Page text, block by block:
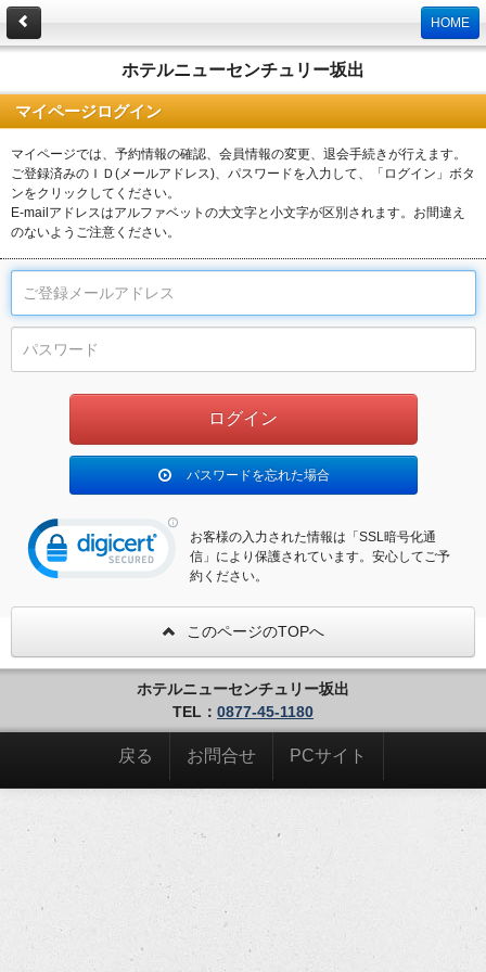
HOME
ホテルニューセンチュリー坂出
マイページログイン
マイページでは、予約情報の確認、会員情報の変更、退会手続きが行えます。
ご登録済みのＩＤ(メールアドレス)、パスワードを入力して、「ログイン」ボタ
ンをクリックしてください。
E-mailアドレスはアルファベットの大文字と小文字が区別されます。お間違え
のないようご注意ください。
パスワードを忘れた場合
お客様の入力された情報は「SSL暗号化通
信」により保護されています。安心してご予
約ください。
このページのTOPへ
ホテルニューセンチュリー坂出
TEL： 0877-45-1180
戻る お問合せ PCサイト